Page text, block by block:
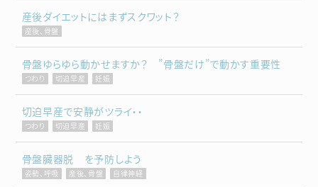
産後ダイエットにはまずスクワット？
産後、骨盤
骨盤ゆらゆら動かせますか？ ”骨盤だけ”で動かす重要性
つわり 切迫早産 妊娠
切迫早産で安静がツライ・・
つわり 切迫早産 妊娠
骨盤臓器脱 を予防しよう
姿勢、呼吸 産後、骨盤 自律神経